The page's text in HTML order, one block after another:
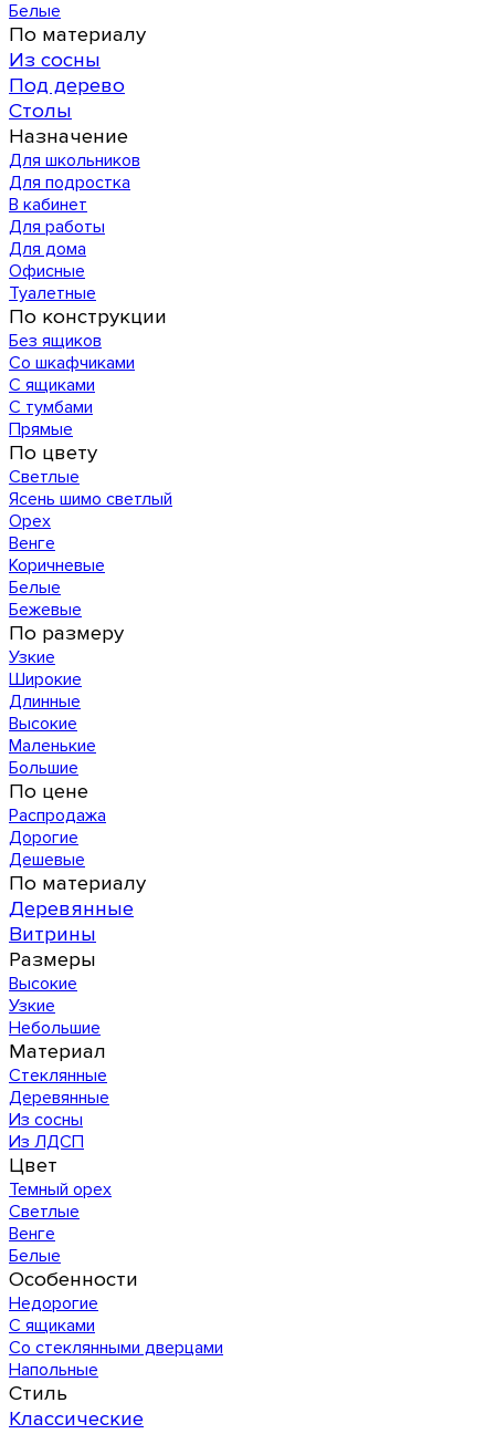
Белые
По материалу
Из сосны
Под дерево
Столы
Назначение
Для школьников
Для подростка
В кабинет
Для работы
Для дома
Офисные
Туалетные
По конструкции
Без ящиков
Со шкафчиками
С ящиками
С тумбами
Прямые
По цвету
Светлые
Ясень шимо светлый
Орех
Венге
Коричневые
Белые
Бежевые
По размеру
Узкие
Широкие
Длинные
Высокие
Маленькие
Большие
По цене
Распродажа
Дорогие
Дешевые
По материалу
Деревянные
Витрины
Размеры
Высокие
Узкие
Небольшие
Материал
Стеклянные
Деревянные
Из сосны
Из ЛДСП
Цвет
Темный орех
Светлые
Венге
Белые
Особенности
Недорогие
С ящиками
Со стеклянными дверцами
Напольные
Стиль
Классические